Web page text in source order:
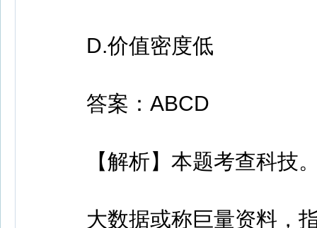
D.价值密度低
答案：ABCD
【解析】本题考查科技
大数据或称巨量资料，指